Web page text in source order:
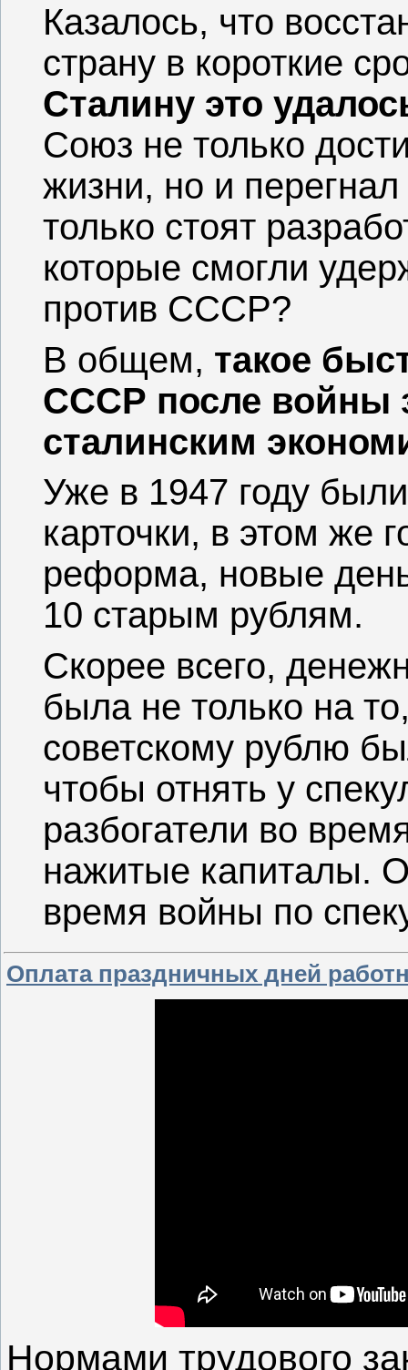
Казалось, что
страну в короткие
Сталину это
Союз не только
жизни, но и перегнал
только стоят
которые смогли
против СССР?
В общем, такое
СССР после войны
сталинским
Уже в 1947 году
карточки, в этом же
реформа, новые
10 старым рублям.
Скорее всего,
была не только на
советскому рублю
чтобы отнять у
разбогатели во
нажитые капиталы.
время войны по
Оплата праздничных дней
Нормами трудового